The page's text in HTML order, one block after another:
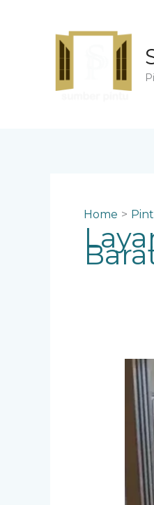
Home
Pintu